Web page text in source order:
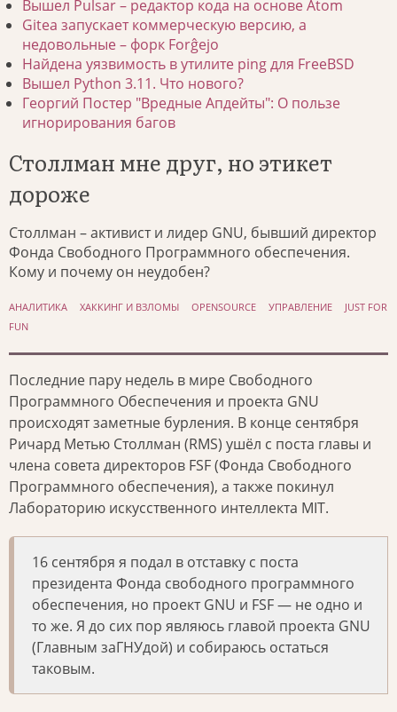
Вышел Pulsar – редактор кода на основе Atom
Gitea запускает коммерческую версию, а
недовольные – форк Forĝejo
Найдена уязвимость в утилите ping для FreeBSD
Вышел Python 3.11. Что нового?
Георгий Постер "Вредные Апдейты": О пользе
игнорирования багов
Столлман мне друг, но этикет
дороже
Столлман – активист и лидер GNU, бывший директор
Фонда Свободного Программного обеспечения.
Кому и почему он неудобен?
АНАЛИТИКА ХАККИНГ И ВЗЛОМЫ OPENSOURCE УПРАВЛЕНИЕ
JUST FOR
FUN
Последние пару недель в мире Свободного
Программного Обеспечения и проекта GNU
происходят заметные бурления. В конце сентября
Ричард Метью Столлман (RMS) ушёл с поста главы и
члена совета директоров FSF (Фонда Свободного
Программного обеспечения), а также покинул
Лабораторию искусственного интеллекта MIT.
16 сентября я подал в отставку с поста
президента Фонда свободного программного
обеспечения, но проект GNU и FSF — не одно и
то же. Я до сих пор являюсь главой проекта GNU
(Главным заГНУдой) и собираюсь остаться
таковым.